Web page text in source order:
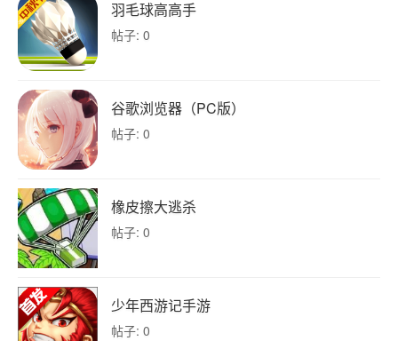
羽毛球高高手
帖子: 0
谷歌浏览器（PC版）
帖子: 0
橡皮擦大逃杀
帖子: 0
少年西游记手游
帖子: 0